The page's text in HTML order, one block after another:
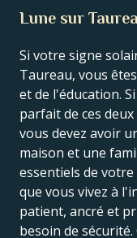
Lune sur
Si votre signe
Taureau, vous
et de l'éducation.
parfait de ces deux
vous devez avoir
maison et une
essentiels de votre
que vous vivez à
patient, ancré et
besoin de sécurité.